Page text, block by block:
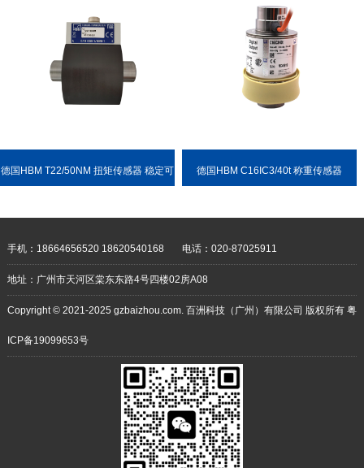
德国HBM T22/50NM 扭矩传感器 稳定可 德国HBM C16IC3/40t 称重传感器
手机：18664656520 18620540168 电话：020-87025911
地址：广州市天河区棠东东路4号四楼02房A08
Copyright © 2021-2025 gzbaizhou.com. 百洲科技（广州）有限公司 版权所有 粤
ICP备19099653号